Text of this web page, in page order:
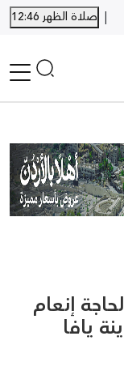
| صلاة الظهر 12:46
إنعام
يافا